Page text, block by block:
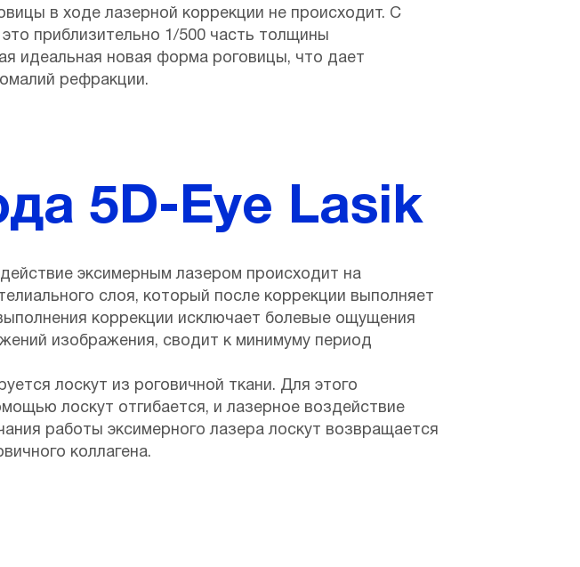
в ходе лазерной коррекции не происходит. С
приблизительно 1/500 часть толщины
идеальная новая форма роговицы, что дает
рефракции.
5D-Eye Lasik
эксимерным лазером происходит на
слоя, который после коррекции выполняет
коррекции исключает болевые ощущения
изображения, сводит к минимуму период
лоскут из роговичной ткани. Для этого
лоскут отгибается, и лазерное воздействие
работы эксимерного лазера лоскут возвращается
коллагена.